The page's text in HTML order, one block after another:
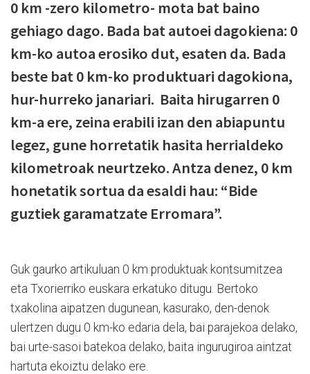
0 km -zero kilometro- mota bat baino
gehiago dago. Bada bat autoei dagokiena: 0
km-ko autoa erosiko dut, esaten da. Bada
beste bat 0 km-ko produktuari dagokiona,
hur-hurreko janariari. Baita hirugarren 0
km-a ere, zeina erabili izan den abiapuntu
legez, gune horretatik hasita herrialdeko
kilometroak neurtzeko. Antza denez, 0 km
honetatik sortua da esaldi hau: “Bide
guztiek garamatzate Erromara”.
Guk gaurko artikuluan 0 km produktuak kontsumitzea
eta Txorierriko euskara erkatuko ditugu. Bertoko
txakolina aipatzen dugunean, kasurako, den-denok
ulertzen dugu 0 km-ko edaria dela, bai parajekoa delako,
bai urte-sasoi batekoa delako, baita ingurugiroa aintzat
hartuta ekoiztu delako ere.